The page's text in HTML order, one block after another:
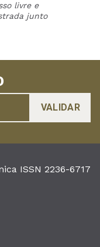
livre e
junto
ISSN 2236-6717